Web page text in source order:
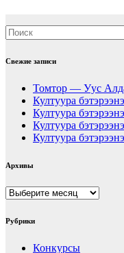
Свежие записи
Томтор — Уус
Култуура
Култуура
Култуура
Култуура
Архивы
Архивы
Рубрики
Конкурсы